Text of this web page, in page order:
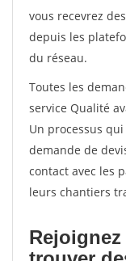
vous recevrez
depuis les
du réseau.
Toutes les
service Qualité
Un processus
demande de
contact avec les
leurs chantiers